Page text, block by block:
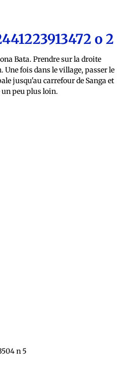
Bata. Prendre sur la droite
fois dans le village, passer le
jusqu'au carrefour de Sanga et
un peu plus loin.